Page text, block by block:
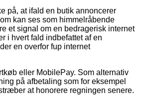
på, at ifald en butik annoncerer
kan ses som himmelråbende
et signal om en bedragerisk internet
i hvert fald indbefattet af en
en overfor fup internet
eller MobilePay. Som alternativ
på afbetaling som for eksempel
at honorere regningen senere.